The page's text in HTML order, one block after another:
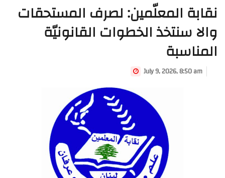
نقابة المعلّمين: لصرف المستحقات
والا سنتخذ الخطوات القانونيّة
المناسبة
July 9, 2026, 8:50 am